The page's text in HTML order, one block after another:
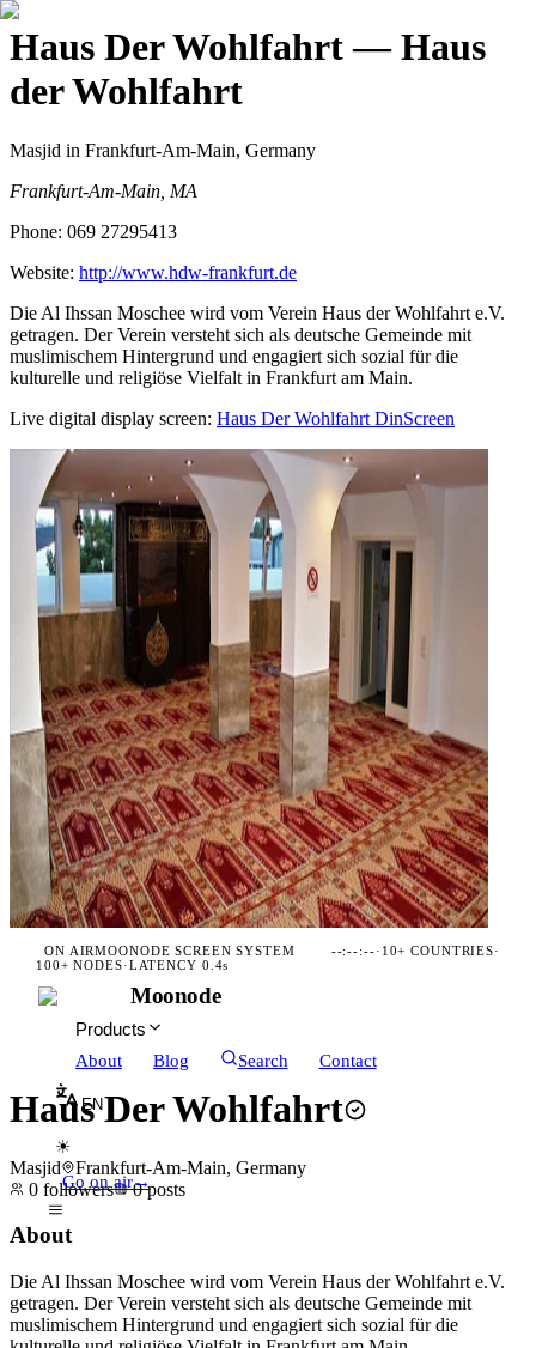
Haus Der Wohlfahrt— Haus
der Wohlfahrt
Masjid in Frankfurt-Am-Main, Germany
Frankfurt-Am-Main, MA
Phone: 069 27295413
Website: http://www.hdw-frankfurt.de
Die Al Ihssan Moschee wird vom Verein Haus der Wohlfahrt e.V.
getragen. Der Verein versteht sich als deutsche Gemeinde mit
muslimischem Hintergrund und engagiert sich sozial für die
kulturelle und religiöse Vielfalt in Frankfurt am Main.
Live digital display screen: Haus Der Wohlfahrt DinScreen
ON AIRMOONODE SCREEN SYSTEM --:--:--· 10+ COUNTRIES·
100+ NODES·LATENCY 0.4s
Moonode
Products
About
Blog Search Contact
EN
☀
Go on air→
Haus Der Wohlfahrt
Masjid
Frankfurt-Am-Main, Germany
0 followers 0 posts
About
Die Al Ihssan Moschee wird vom Verein Haus der Wohlfahrt e.V.
getragen. Der Verein versteht sich als deutsche Gemeinde mit
muslimischem Hintergrund und engagiert sich sozial für die